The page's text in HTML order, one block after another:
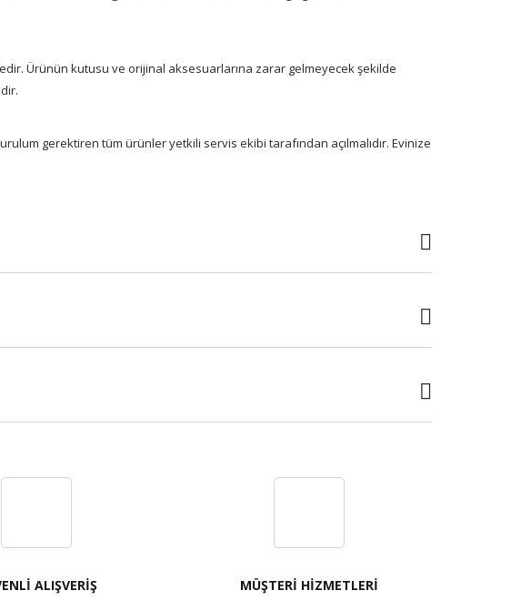
Ürünün kutusu ve orijinal aksesuarlarına zarar gelmeyecek şekilde
gerektiren tüm ürünler yetkili servis ekibi tarafından açılmalıdır. Evinize
ALIŞVERİŞ MÜŞTERİ HİZMETLERİ